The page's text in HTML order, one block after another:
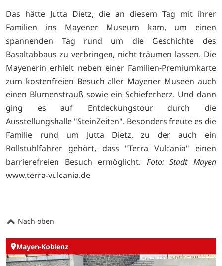
Das hätte Jutta Dietz, die an diesem Tag mit ihrer
Familien ins Mayener Museum kam, um einen
spannenden Tag rund um die Geschichte des
Basaltabbaus zu verbringen, nicht träumen lassen. Die
Mayenerin erhielt neben einer Familien-Premiumkarte
zum kostenfreien Besuch aller Mayener Museen auch
einen Blumenstrauß sowie ein Schieferherz. Und dann
ging es auf Entdeckungstour durch die
Ausstellungshalle "SteinZeiten". Besonders freute es die
Familie rund um Jutta Dietz, zu der auch ein
Rollstuhlfahrer gehört, dass "Terra Vulcania" einen
barrierefreien Besuch ermöglicht. Foto: Stadt Mayen
www.terra-vulcania.de
Nach oben
Mayen-Koblenz